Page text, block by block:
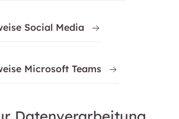
Social Media
Microsoft Teams